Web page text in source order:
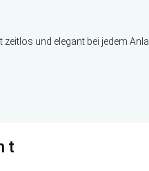
und elegant bei jedem